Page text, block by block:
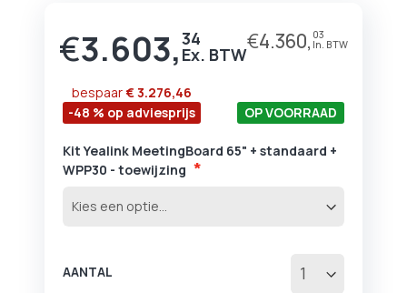
€3.603,34 €4.360, 03
-48 % op adviesprijs
bespaar€ 3.276,46
Kit Yealink MeetingBoard 65" + standaard +
WPP30 - toewijzing
OP VOORRAAD
AANTAL